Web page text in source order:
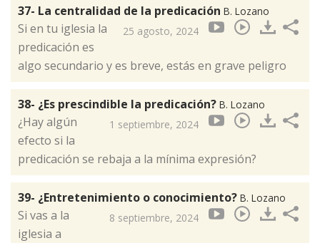
37- La centralidad de la predicación B. Lozano
25 agosto, 2024
Si en tu iglesia la
predicación es
algo secundario y es breve, estás en grave peligro
38- ¿Es prescindible la predicación? B. Lozano
1 septiembre, 2024
¿Hay algún
efecto si la
predicación se rebaja a la mínima expresión?
39- ¿Entretenimiento o conocimiento? B. Lozano
8 septiembre, 2024
Si vas a la
iglesia a